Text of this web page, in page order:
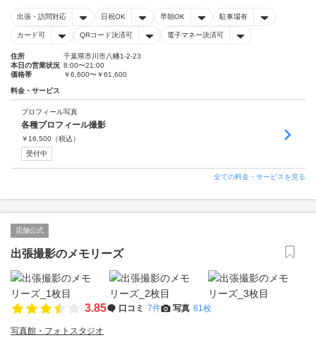
出張・訪問対応 日祝OK 早朝OK 駐車場有
カード可 QRコード決済可 電子マネー決済可
住所
千葉県市川市八幡1-2-23
本日の営業状況 8:00〜21:00
価格帯
￥6,600〜￥61,600
料金・サービス
プロフィール写真
各種プロフィール撮影
￥ 16,500 （税込）
受付中
全ての料金・サービスを見る
店舗公式
出張撮影のメモリーズ
3.85 口コミ 7件 写真 61枚
写真館・フォトスタジオ